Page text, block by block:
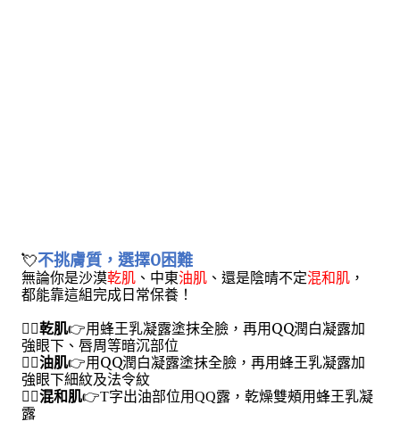
💘不挑膚質，選擇0困難
無論你是沙漠乾肌 、中東油肌 、還是陰晴不定混和肌 ，
都能靠這組完成日常保養！
🙋‍♀️乾肌👉用蜂王乳凝露塗抹全臉，再用QQ潤白凝露加
強眼下、唇周等暗沉部位
🙋‍♀️油肌👉用QQ潤白凝露塗抹全臉，再用蜂王乳凝露加
強眼下細紋及法令紋
🙋‍♀️混和肌👉T字出油部位用QQ露，乾燥雙頰用蜂王乳凝
露